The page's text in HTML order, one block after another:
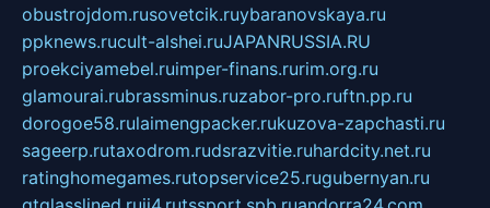
obustrojdom.rusovetcik.ruybaranovskaya.ru
ppknews.rucult-alshei.ruJAPANRUSSIA.RU
proekciyamebel.ruimper-finans.rurim.org.ru
glamourai.rubrassminus.ruzabor-pro.ruftn.pp.ru
dorogoe58.rulaimengpacker.rukuzova-zapchasti.ru
sageerp.rutaxodrom.rudsrazvitie.ruhardcity.net.ru
ratinghomegames.rutopservice25.rugubernyan.ru